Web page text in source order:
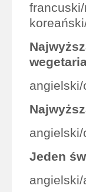
Jeden